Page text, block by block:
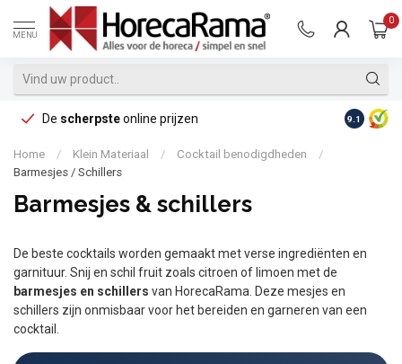
MENU
0
De scherpsteonline prijzen Op
9.1
Home / Klein Materiaal / Cocktail benodigdheden
/
Barmesjes / Schillers
Barmesjes & schillers
De beste cocktails worden gemaakt met verse ingrediënten en
garnituur. Snij en schil fruit zoals citroen of limoen met de
barmesjes en schillers van HorecaRama. Deze mesjes en
schillers zijn onmisbaar voor het bereiden en garneren van een
cocktail.